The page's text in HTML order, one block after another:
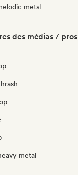
metal
des médias /
metal